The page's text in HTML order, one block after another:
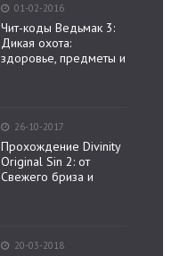
01-02-2016
Чит-коды Ведьмак 3:
Дикая охота:
здоровье, предметы и
26-10-2017
Прохождение Divinity
Original Sin 2: от
Свежего бриза и
20-03-2018